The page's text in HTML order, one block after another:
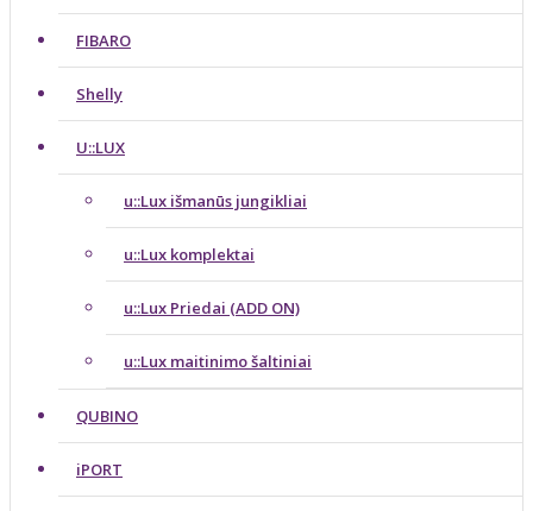
FIBARO
Shelly
U::LUX
u::Lux išmanūs jungikliai
u::Lux komplektai
u::Lux Priedai (ADD ON)
u::Lux maitinimo šaltiniai
QUBINO
iPORT